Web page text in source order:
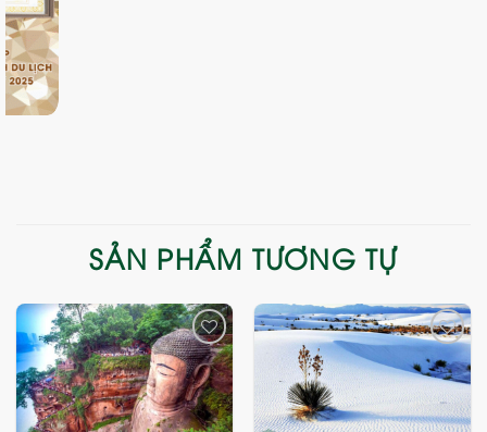
SẢN PHẨM TƯƠNG TỰ
Add
to
wishlist
Add
to
wishlist